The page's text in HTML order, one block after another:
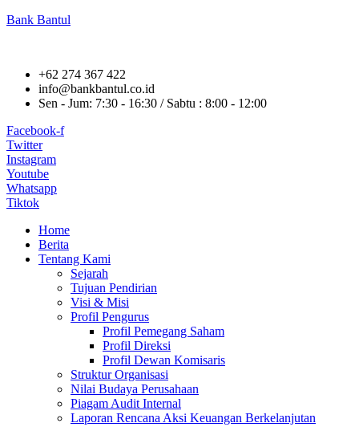
Bank Bantul
+62 274 367 422
info@bankbantul.co.id
Sen - Jum: 7:30 - 16:30 / Sabtu : 8:00 - 12:00
Facebook-f
Twitter
Instagram
Youtube
Whatsapp
Tiktok
Home
Berita
Tentang Kami
Sejarah
Tujuan Pendirian
Visi & Misi
Profil Pengurus
Profil Pemegang Saham
Profil Direksi
Profil Dewan Komisaris
Struktur Organisasi
Nilai Budaya Perusahaan
Piagam Audit Internal
Laporan Rencana Aksi Keuangan Berkelanjutan